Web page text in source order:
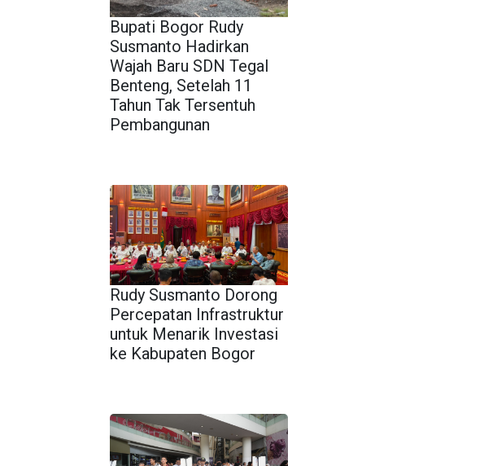
Bupati Bogor Rudy
Susmanto Hadirkan
Wajah Baru SDN Tegal
Benteng, Setelah 11
Tahun Tak Tersentuh
Pembangunan
Rudy Susmanto Dorong
Percepatan Infrastruktur
untuk Menarik Investasi
ke Kabupaten Bogor